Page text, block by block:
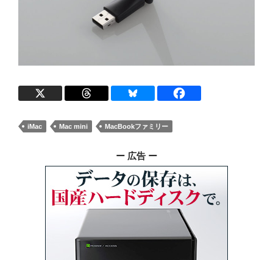
iMac Mac mini MacBookファミリー
ー 広告 ー